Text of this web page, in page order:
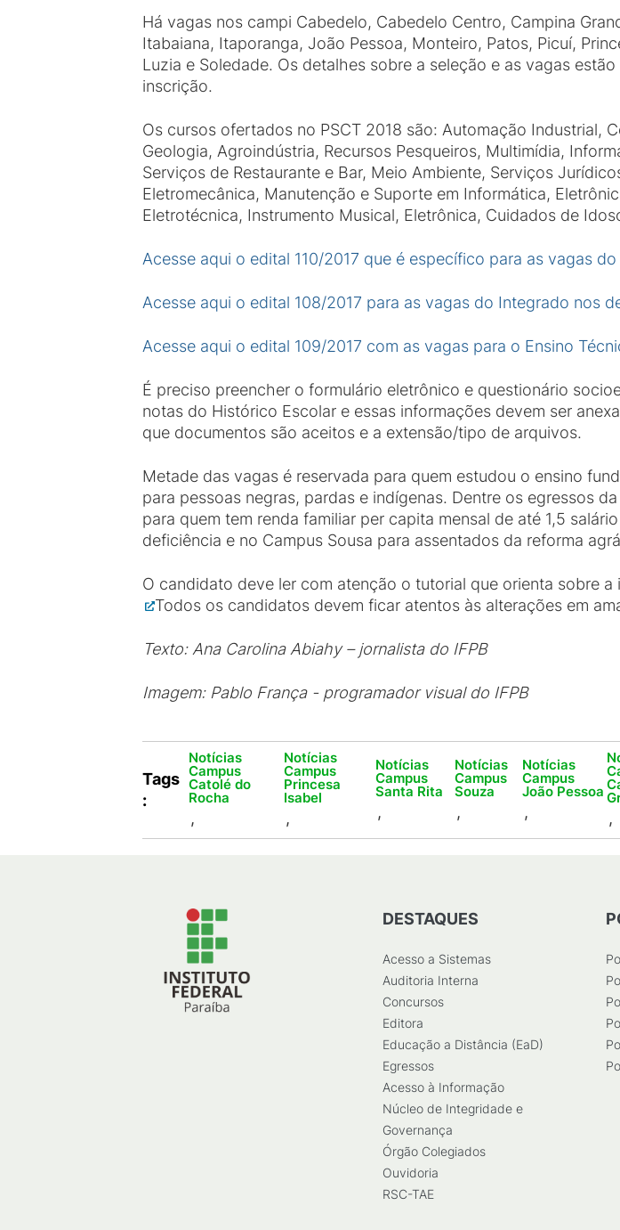
Há vagas nos campi Cabedelo, Cabedelo Centro, Campina
Itabaiana, Itaporanga, João Pessoa, Monteiro, Patos, Picuí,
Luzia e Soledade. Os detalhes sobre a seleção e as vagas
inscrição.
Os cursos ofertados no PSCT 2018 são: Automação Industrial,
Geologia, Agroindústria, Recursos Pesqueiros, Multimídia,
Serviços de Restaurante e Bar, Meio Ambiente, Serviços
Eletromecânica, Manutenção e Suporte em Informática,
Eletrotécnica, Instrumento Musical, Eletrônica, Cuidados de
Acesse aqui o edital 110/2017 que é específico para as vagas
Acesse aqui o edital 108/2017 para as vagas do Integrado nos
Acesse aqui o edital 109/2017 com as vagas para o Ensino
É preciso preencher o formulário eletrônico e questionário
notas do Histórico Escolar e essas informações devem ser
que documentos são aceitos e a extensão/tipo de arquivos.
Metade das vagas é reservada para quem estudou o ensino
para pessoas negras, pardas e indígenas. Dentre os egressos
para quem tem renda familiar per capita mensal de até 1,5
deficiência e no Campus Sousa para assentados da reforma
O candidato deve ler com atenção o tutorial que orienta sobre
Todos os candidatos devem ficar atentos às alterações em
Texto: Ana Carolina Abiahy – jornalista do IFPB
Imagem: Pablo França - programador visual do IFPB
Tags
:
Notícias
Campus
Catolé do
Rocha
,
Notícias
Campus
Princesa
Isabel
,
Notícias
Campus
Santa Rita
,
Notícias
Campus
Souza
,
Notícias
Campus
João Pessoa
, ,
DESTAQUES
Acesso a Sistemas
Auditoria Interna
Concursos
Editora
Educação a Distância (EaD)
Egressos
Acesso à Informação
Núcleo de Integridade e
Governança
Órgão Colegiados
Ouvidoria
RSC-TAE